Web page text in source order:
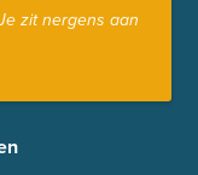
zit nergens aan